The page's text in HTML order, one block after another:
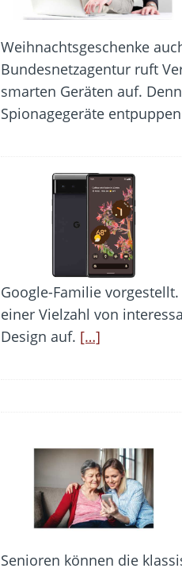
Weihnachtsgeschenke
Bundesnetzagentur ruft
smarten Geräten auf.
Spionagegeräte
Google-Familie
einer Vielzahl von
Design auf. […]
Senioren können die